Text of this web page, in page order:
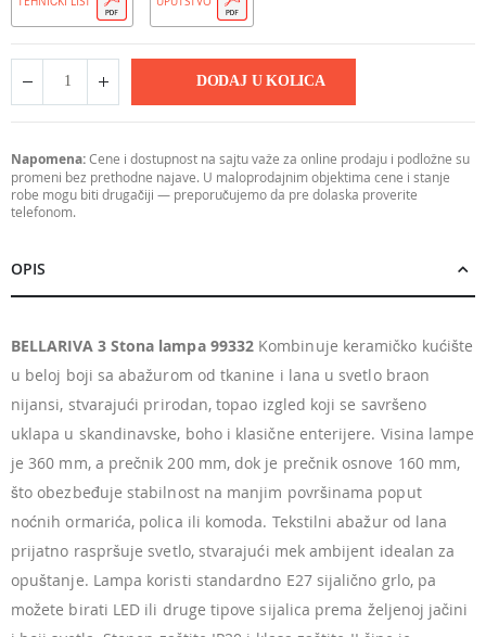
DODAJ U KOLICA
Napomena:Cene i dostupnost na sajtu važe za online prodaju i podložne su
promeni bez prethodne najave. U maloprodajnim objektima cene i stanje
robe mogu biti drugačiji — preporučujemo da pre dolaska proverite
telefonom.
OPIS
BELLARIVA 3 Stona lampa 99332 Kombinuje keramičko kućište
u beloj boji sa abažurom od tkanine i lana u svetlo braon
nijansi, stvarajući prirodan, topao izgled koji se savršeno
uklapa u skandinavske, boho i klasične enterijere. Visina lampe
je 360 mm, a prečnik 200 mm, dok je prečnik osnove 160 mm,
što obezbeđuje stabilnost na manjim površinama poput
noćnih ormarića, polica ili komoda. Tekstilni abažur od lana
prijatno raspršuje svetlo, stvarajući mek ambijent idealan za
opuštanje. Lampa koristi standardno E27 sijalično grlo, pa
možete birati LED ili druge tipove sijalica prema željenoj jačini